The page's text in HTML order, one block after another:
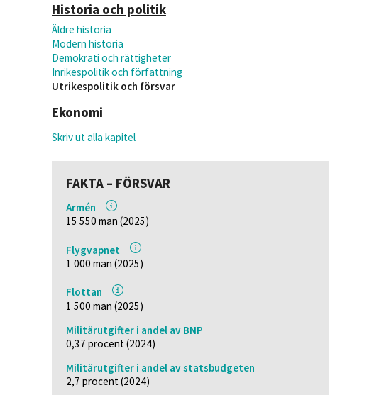
Historia och politik
Äldre historia
Modern historia
Demokrati och rättigheter
Inrikespolitik och författning
Utrikespolitik och försvar
Ekonomi
Skriv ut alla kapitel
FAKTA – FÖRSVAR
Armén
15 550 man (2025)
Flygvapnet
1 000 man (2025)
Flottan
1 500 man (2025)
Militärutgifter i andel av BNP
0,37 procent (2024)
Militärutgifter i andel av statsbudgeten
2,7 procent (2024)